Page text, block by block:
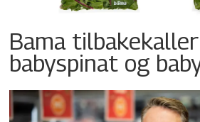
Bama tilbakekaller
babyspinat og